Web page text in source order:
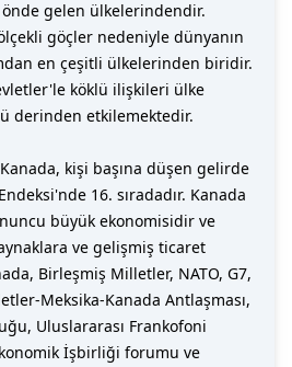
gelen ülkelerindendir.
göçler nedeniyle dünyanın
en çeşitli ülkelerinden biridir.
köklü ilişkileri ülke
derinden etkilemektedir.
kişi başına düşen gelirde
16. sıradadır. Kanada
büyük ekonomisidir ve
ve gelişmiş ticaret
Birleşmiş Milletler, NATO, G7,
Meksika-Kanada Antlaşması,
Uluslararası Frankofoni
İşbirliği forumu ve